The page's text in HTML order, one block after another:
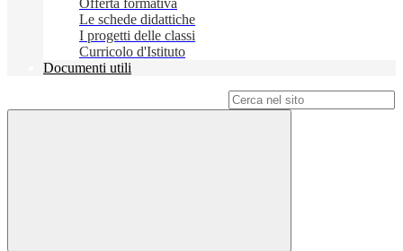
Offerta formativa
Le schede didattiche
I progetti delle classi
Curricolo d'Istituto
Documenti utili